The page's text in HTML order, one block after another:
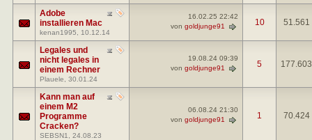
Adobe
installieren Mac
kenan1995 , 10.12.14
16.02.25 22:42
von goldjunge91 10 51.561
Legales und
nicht legales in
einem Rechner
Plauele , 30.01.24
19.08.24 09:39
von goldjunge91 5 177.603
Kann man auf
einem M2
Programme
Cracken?
SEBSN1 , 24.08.23
06.08.24 21:30
von goldjunge91 1 70.424